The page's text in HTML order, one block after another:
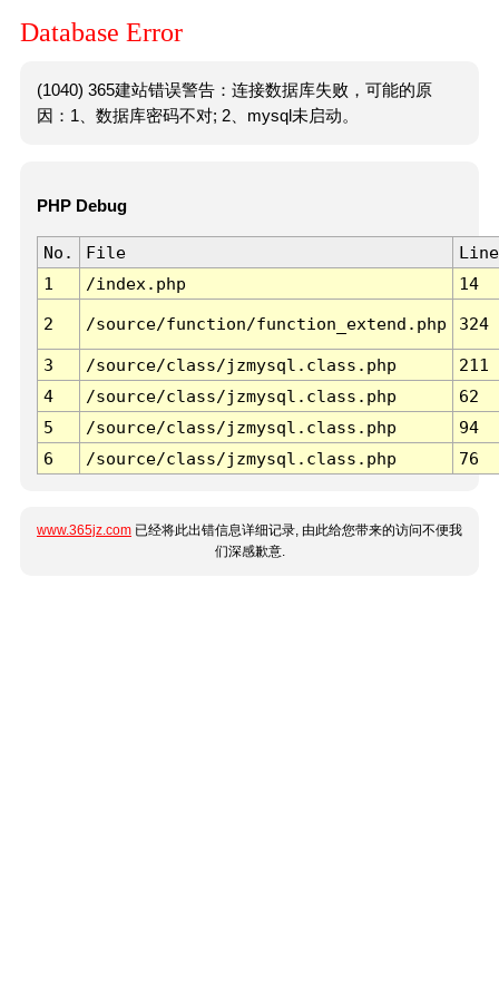
Database Error
(1040) 365建站错误警告：连接数据库失败，可能的原
因：1、数据库密码不对; 2、mysql未启动。
PHP Debug
No. File
Line
1
/index.php 14
2 /source/function/function_extend.php 324
3 /source/class/jzmysql.class.php
211
4
/source/class/jzmysql.class.php
62
5
/source/class/jzmysql.class.php
94
6
/source/class/jzmysql.class.php 76
www.365jz.com 已经将此出错信息详细记录, 由此给您带来的访问不便我
们深感歉意.